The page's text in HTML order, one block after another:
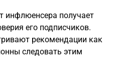
инфлюенсера получает
его подписчиков.
рекомендации как
следовать этим